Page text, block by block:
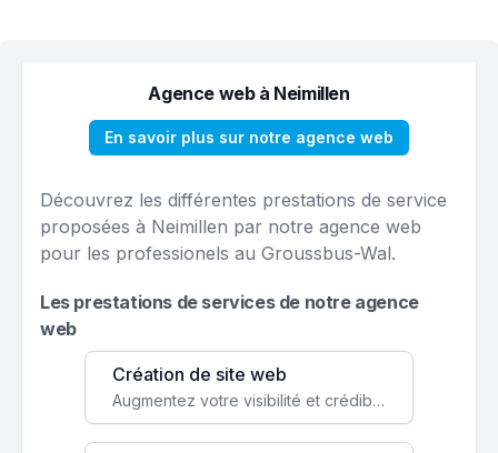
Agence web à Neimillen
En savoir plus sur notre agence web
Découvrez les différentes prestations de service
proposées à Neimillen par notre agence web
pour les professionels au Groussbus-Wal.
Les prestations de services de notre agence
web
Création de site web
Augmentez votre visibilité et crédibilité en ligne avec un site web performant, conçu pour attirer plus de clients.